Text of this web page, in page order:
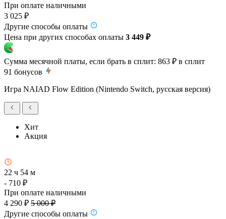
При оплате наличными
3 025 ₽
Другие способы оплаты
Цена при других способах оплаты 3 449 ₽
Сумма месячной платы, если брать в сплит: 863 ₽ в сплит
91 бонусов
Игра NAIAD Flow Edition (Nintendo Switch, русская версия)
Хит
Акция
22 ч 54 м
- 710 ₽
При оплате наличными
4 290 ₽ 5 000 ₽
Другие способы оплаты